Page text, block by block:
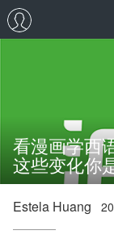
看漫画学西
这些变化你
Estela Huang